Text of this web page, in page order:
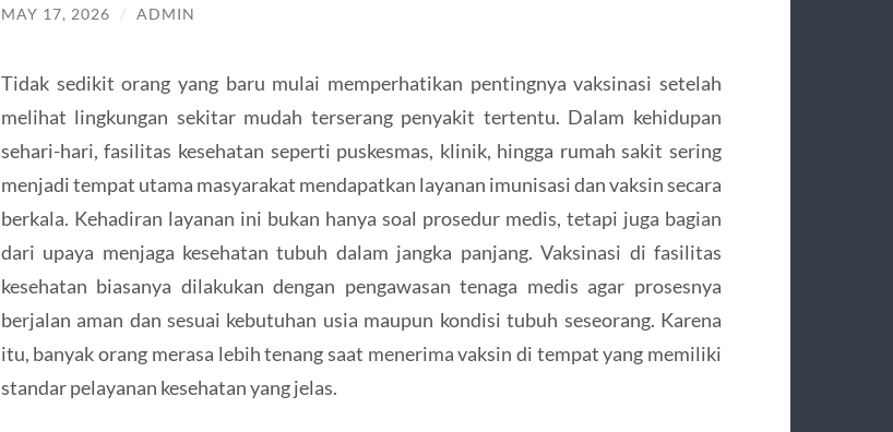
MAY 17, 2026 / ADMIN
Tidak sedikit orang yang baru mulai memperhatikan pentingnya vaksinasi setelah
melihat lingkungan sekitar mudah terserang penyakit tertentu. Dalam kehidupan
sehari-hari, fasilitas kesehatan seperti puskesmas, klinik, hingga rumah sakit sering
menjadi tempat utama masyarakat mendapatkan layanan imunisasi dan vaksin secara
berkala. Kehadiran layanan ini bukan hanya soal prosedur medis, tetapi juga bagian
dari upaya menjaga kesehatan tubuh dalam jangka panjang. Vaksinasi di fasilitas
kesehatan biasanya dilakukan dengan pengawasan tenaga medis agar prosesnya
berjalan aman dan sesuai kebutuhan usia maupun kondisi tubuh seseorang. Karena
itu, banyak orang merasa lebih tenang saat menerima vaksin di tempat yang memiliki
standar pelayanan kesehatan yang jelas.